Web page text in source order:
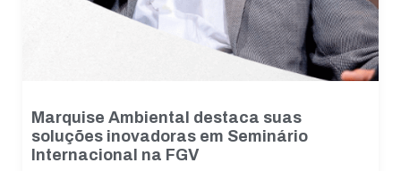
Marquise Ambiental destaca suas
soluções inovadoras em Seminário
Internacional na FGV